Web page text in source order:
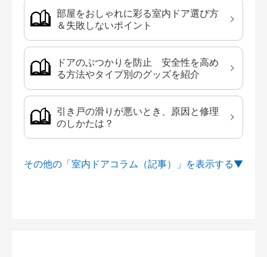
部屋をおしゃれに彩る室内ドア選び方
＆失敗しないポイント
ドアのぶつかりを防止 安全性を高め
る方法やタイプ別のグッズを紹介
引き戸の滑りが悪いとき、原因と修理
のしかたは？
その他の「室内ドアコラム（記事）」を